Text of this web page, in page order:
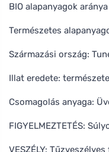
BIO alapanyagok
Természetes
Származási ország:
Illat eredete:
Csomagolás anyaga:
FIGYELMEZTETÉS:
VESZÉLY: